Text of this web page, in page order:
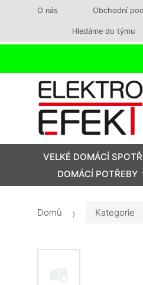
O nás Obchodní
Hledáme do týmu
VELKÉ DOMÁCÍ
DOMÁCÍ POTŘEBY
Domů Kategorie